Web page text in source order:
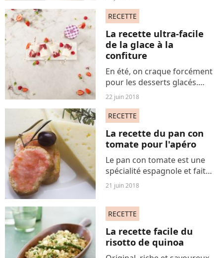
absolument délicieux. Mais
attention, car il est plutôt
corsé !
RECETTE
La recette ultra-facile
de la glace à la
confiture
En été, on craque forcément
pour les desserts glacés.
Pour se rafraîchir, et si on
préparait des glaces à la
confiture ? Une recette toute
simple et absolument
délicieuse.
22 juin 2018
RECETTE
La recette du pan con
tomate pour l'apéro
Le pan con tomate est une
spécialité espagnole et fait
partie des célèbres tapas, ces
petites choses à picorer en
recette du pan con tomate au
21 juin 2018
RECETTE
La recette facile du
risotto de quinoa